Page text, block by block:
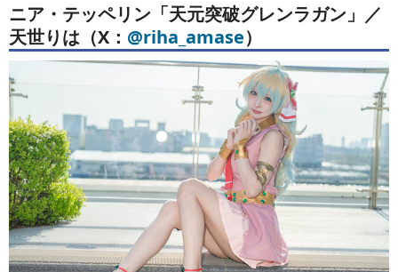
ニア・テッペリン「天元突破グレンラガン」／
天世りは（X： @riha_amase）